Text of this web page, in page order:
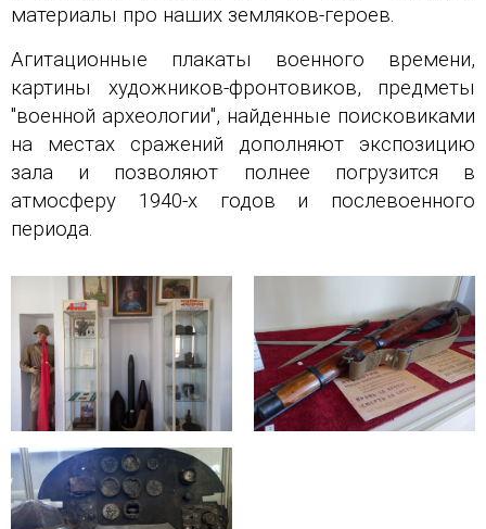
материалы про наших земляков-героев.
Агитационные плакаты военного времени,
картины художников-фронтовиков, предметы
"военной археологии", найденные поисковиками
на местах сражений дополняют экспозицию
зала и позволяют полнее погрузится в
атмосферу 1940-х годов и послевоенного
периода.